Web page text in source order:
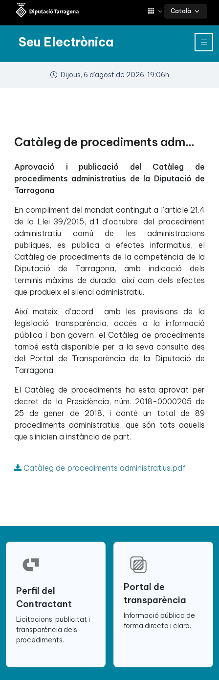
Català
Seu Electrònica
Dijous, 6 d’agost de 2026, 19:06h
Catàleg de procediments administratius
Aprovació i publicació del Catàleg de
procediments administratius de la Diputació de
Tarragona
En compliment del mandat contingut a l’article 21.4
de la Llei 39/2015, d’1 d’octubre, del procediment
administratiu comú de les administracions
publiques, es publica a efectes informatius, el
Catàleg de procediments de la competència de la
Diputació de Tarragona, amb indicació dels
terminis màxims de durada, així com dels efectes
que produeix el silenci administratiu.
Així mateix, d’acord amb les previsions de la
legislació transparència, accés a la informació
pública i bon govern, el Catàleg de procediments
també està disponible per a la seva consulta des
del Portal de Transparència de la Diputació de
Tarragona.
El Catàleg de procediments ha esta aprovat per
decret de la Presidència, núm. 2018-0000205 de
25 de gener de 2018, i conté un total de 89
procediments administratius, que són tots aquells
que s’inicien a instància de part.
Catàleg de procediments administratius.pdf
Perfil del
Contractant
Licitacions, publicitat i
transparència dels
procediments.
Portal de
transparència
Informació pública de
forma directa i clara.